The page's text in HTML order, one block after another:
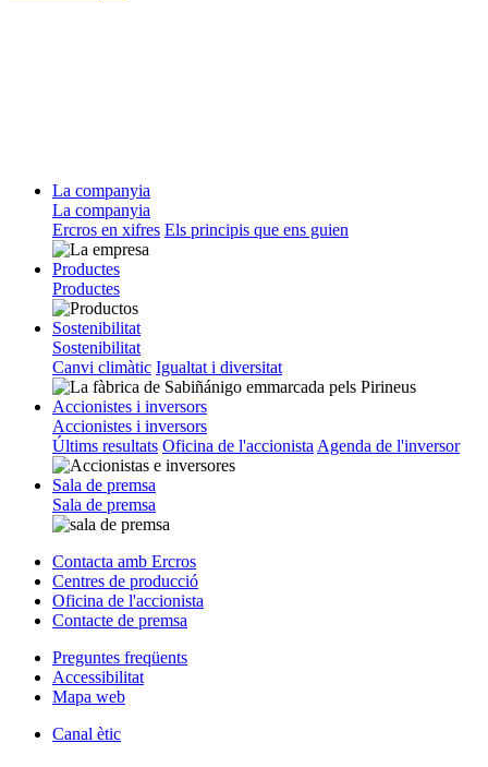
La companyia
La companyia
Ercros en xifres Els principis que ens guien
Productes
Productes
Sostenibilitat
Sostenibilitat
Canvi climàtic Igualtat i diversitat
Accionistes i inversors
Accionistes i inversors
Últims resultats Oficina de l'accionista Agenda de l'inversor
Sala de premsa
Sala de premsa
Contacta amb Ercros
Centres de producció
Oficina de l'accionista
Contacte de premsa
Preguntes freqüents
Accessibilitat
Mapa web
Canal ètic